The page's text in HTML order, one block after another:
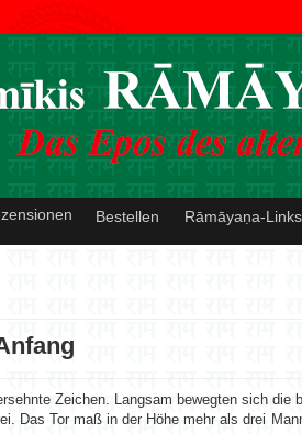
Bestellen Rāmāyaṇa-Links
Zeichen. Langsam bewegten sich
Das Tor maß in der Höhe mehr als drei